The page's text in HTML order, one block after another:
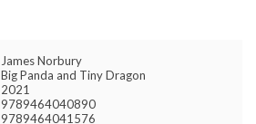
James Norbury
Big Panda and Tiny Dragon
2021
9789464040890
9789464041576